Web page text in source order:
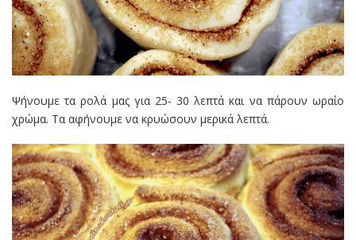
Ψήνουμε τα ρολά μας για 25- 30 λεπτά και να πάρουν ωραίο
χρώμα. Τα αφήνουμε να κρυώσουν μερικά λεπτά.